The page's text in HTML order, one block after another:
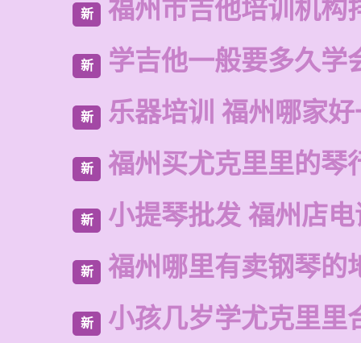
新 福州市吉他培训机构
新 学吉他一般要多久学
新 乐器培训 福州哪家
新 福州买尤克里里的琴
新 小提琴批发 福州店
新 福州哪里有卖钢琴的
新 小孩几岁学尤克里里